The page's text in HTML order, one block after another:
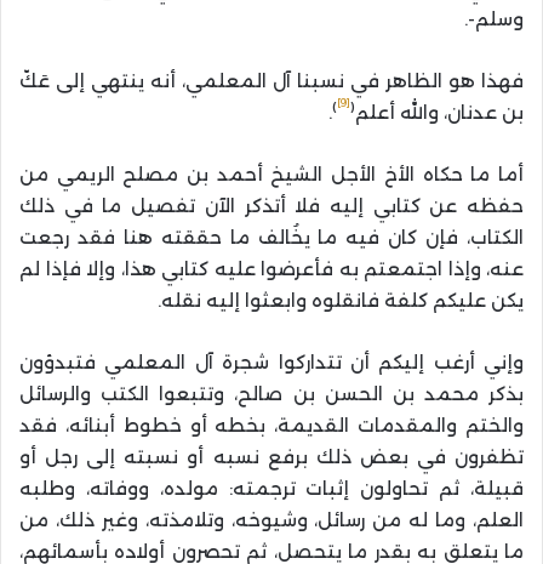
وسلم-.
فهذا هو الظاهر في نسبنا آل المعلمي، أنه ينتهي إلى عَكّ
بن عدنان، والله أعلم(
[9]
)
.
أما ما حكاه الأخ الأجل الشيخ أحمد بن مصلح الريمي من
حفظه عن كتابي إليه فلا أتذكر الآن تفصيل ما في ذلك
الكتاب، فإن كان فيه ما يخُالف ما حققته هنا فقد رجعت
عنه، وإذا اجتمعتم به فأعرضوا عليه كتابي هذا، وإلا فإذا لم
يكن عليكم كلفة فانقلوه وابعثوا إليه نقله.
وإني أرغب إليكم أن تتداركوا شجرة آل المعلمي فتبدؤون
بذكر محمد بن الحسن بن صالح، وتتبعوا الكتب والرسائل
والختم والمقدمات القديمة، بخطه أو خطوط أبنائه، فقد
تظفرون في بعض ذلك برفع نسبه أو نسبته إلى رجل أو
قبيلة، ثم تحاولون إثبات ترجمته: مولده، ووفاته، وطلبه
العلم، وما له من رسائل، وشيوخه، وتلامذته، وغير ذلك، من
ما يتعلق به بقدر ما يتحصل، ثم تحصرون أولاده بأسمائهم،